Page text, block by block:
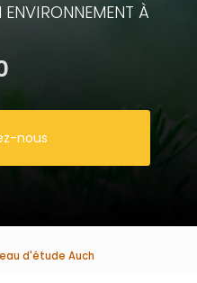
ENVIRONNEMENT À
nous
d'étude Auch